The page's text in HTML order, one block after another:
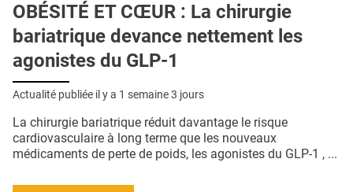
OBÉSITÉ ET CŒUR : La chirurgie
bariatrique devance nettement les
agonistes du GLP-1
Actualité publiée il y a 1 semaine 3 jours
La chirurgie bariatrique réduit davantage le risque
cardiovasculaire à long terme que les nouveaux
médicaments de perte de poids, les agonistes du GLP-1 , ...